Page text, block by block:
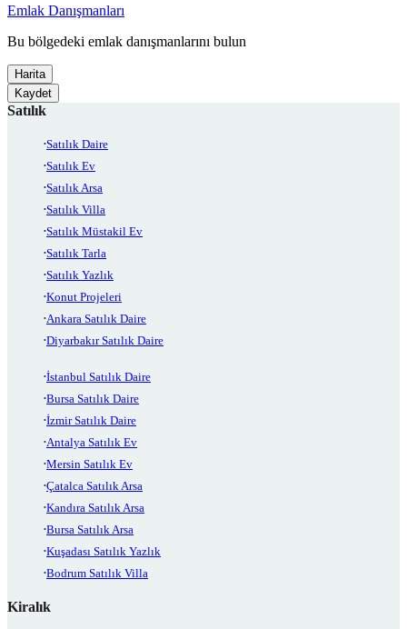
Emlak Danışmanları
Bu bölgedeki emlak danışmanlarını bulun
Harita
Kaydet
Satılık
Satılık Daire
Satılık Ev
Satılık Arsa
Satılık Villa
Satılık Müstakil Ev
Satılık Tarla
Satılık Yazlık
Konut Projeleri
Ankara Satılık Daire
Diyarbakır Satılık Daire
İstanbul Satılık Daire
Bursa Satılık Daire
İzmir Satılık Daire
Antalya Satılık Ev
Mersin Satılık Ev
Çatalca Satılık Arsa
Kandıra Satılık Arsa
Bursa Satılık Arsa
Kuşadası Satılık Yazlık
Bodrum Satılık Villa
Kiralık